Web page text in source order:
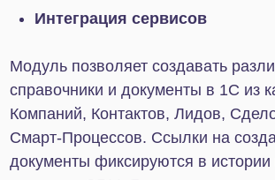
рамках единой экосистемы будут доступны
Контакты клиентов и контрагентов, история
взаимодействия
Сделки, информация о взаиморасчетах
Реквизиты, счета, накладные, спецификации
Разделы, свойства, каталоги товаров
Данные об остатках и прайсы